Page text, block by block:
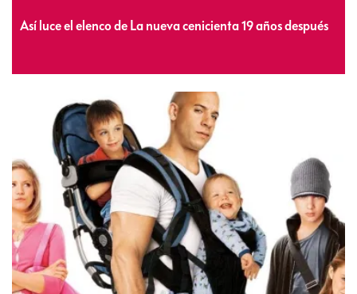
Así luce el elenco de La nueva cenicienta 19 años después